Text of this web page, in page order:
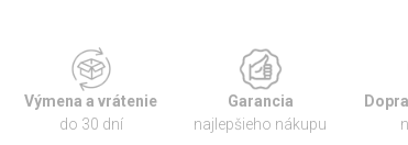
Výmena a vrátenie
do 30 dní
Garancia
najlepšieho nákupu